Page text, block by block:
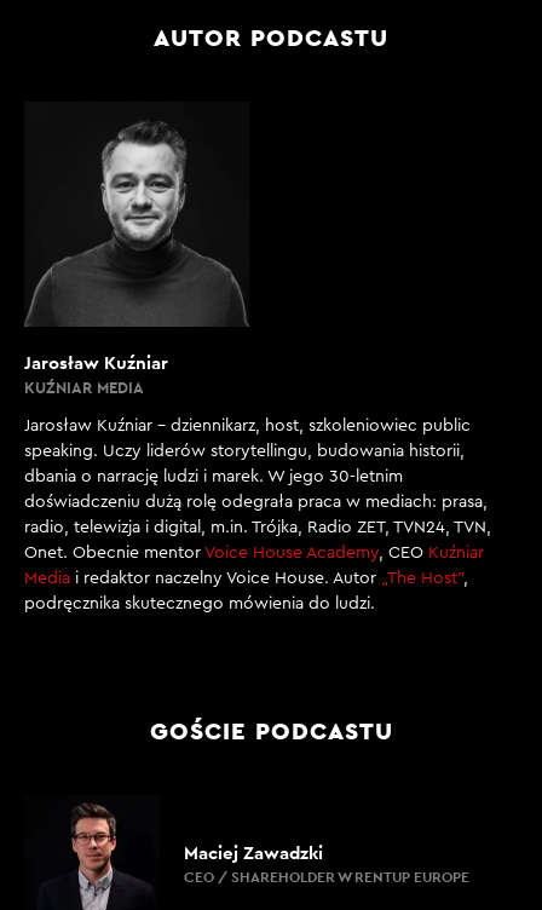
AUTOR PODCASTU
Jarosław Kuźniar
KUŹNIAR MEDIA
Jarosław Kuźniar – dziennikarz, host, szkoleniowiec public
speaking. Uczy liderów storytellingu, budowania historii,
dbania o narrację ludzi i marek. W jego 30-letnim
doświadczeniu dużą rolę odegrała praca w mediach: prasa,
radio, telewizja i digital, m.in. Trójka, Radio ZET, TVN24, TVN,
Onet. Obecnie mentor Voice House Academy, CEO Kuźniar
Media i redaktor naczelny Voice House. Autor „The Host”,
podręcznika skutecznego mówienia do ludzi.
GOŚCIE PODCASTU
Maciej Zawadzki
CEO / SHAREHOLDER W RENTUP EUROPE